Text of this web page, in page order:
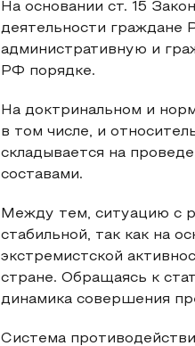
На основании ст. 15
деятельности граждане
административную и
РФ порядке.
На доктринальном и
в том числе, и
складывается на
составами.
Между тем, ситуацию с
стабильной, так как на
экстремистской
стране. Обращаясь к
динамика совершения
Система